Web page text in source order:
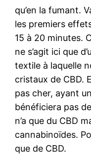
qu’en la fumant.
les premiers
15 à 20 minutes.
ne s’agit ici que
textile à laquelle
cristaux de CBD.
pas cher, ayant
bénéficiera pas
n’a que du CBD
cannabinoïdes.
que de CBD.